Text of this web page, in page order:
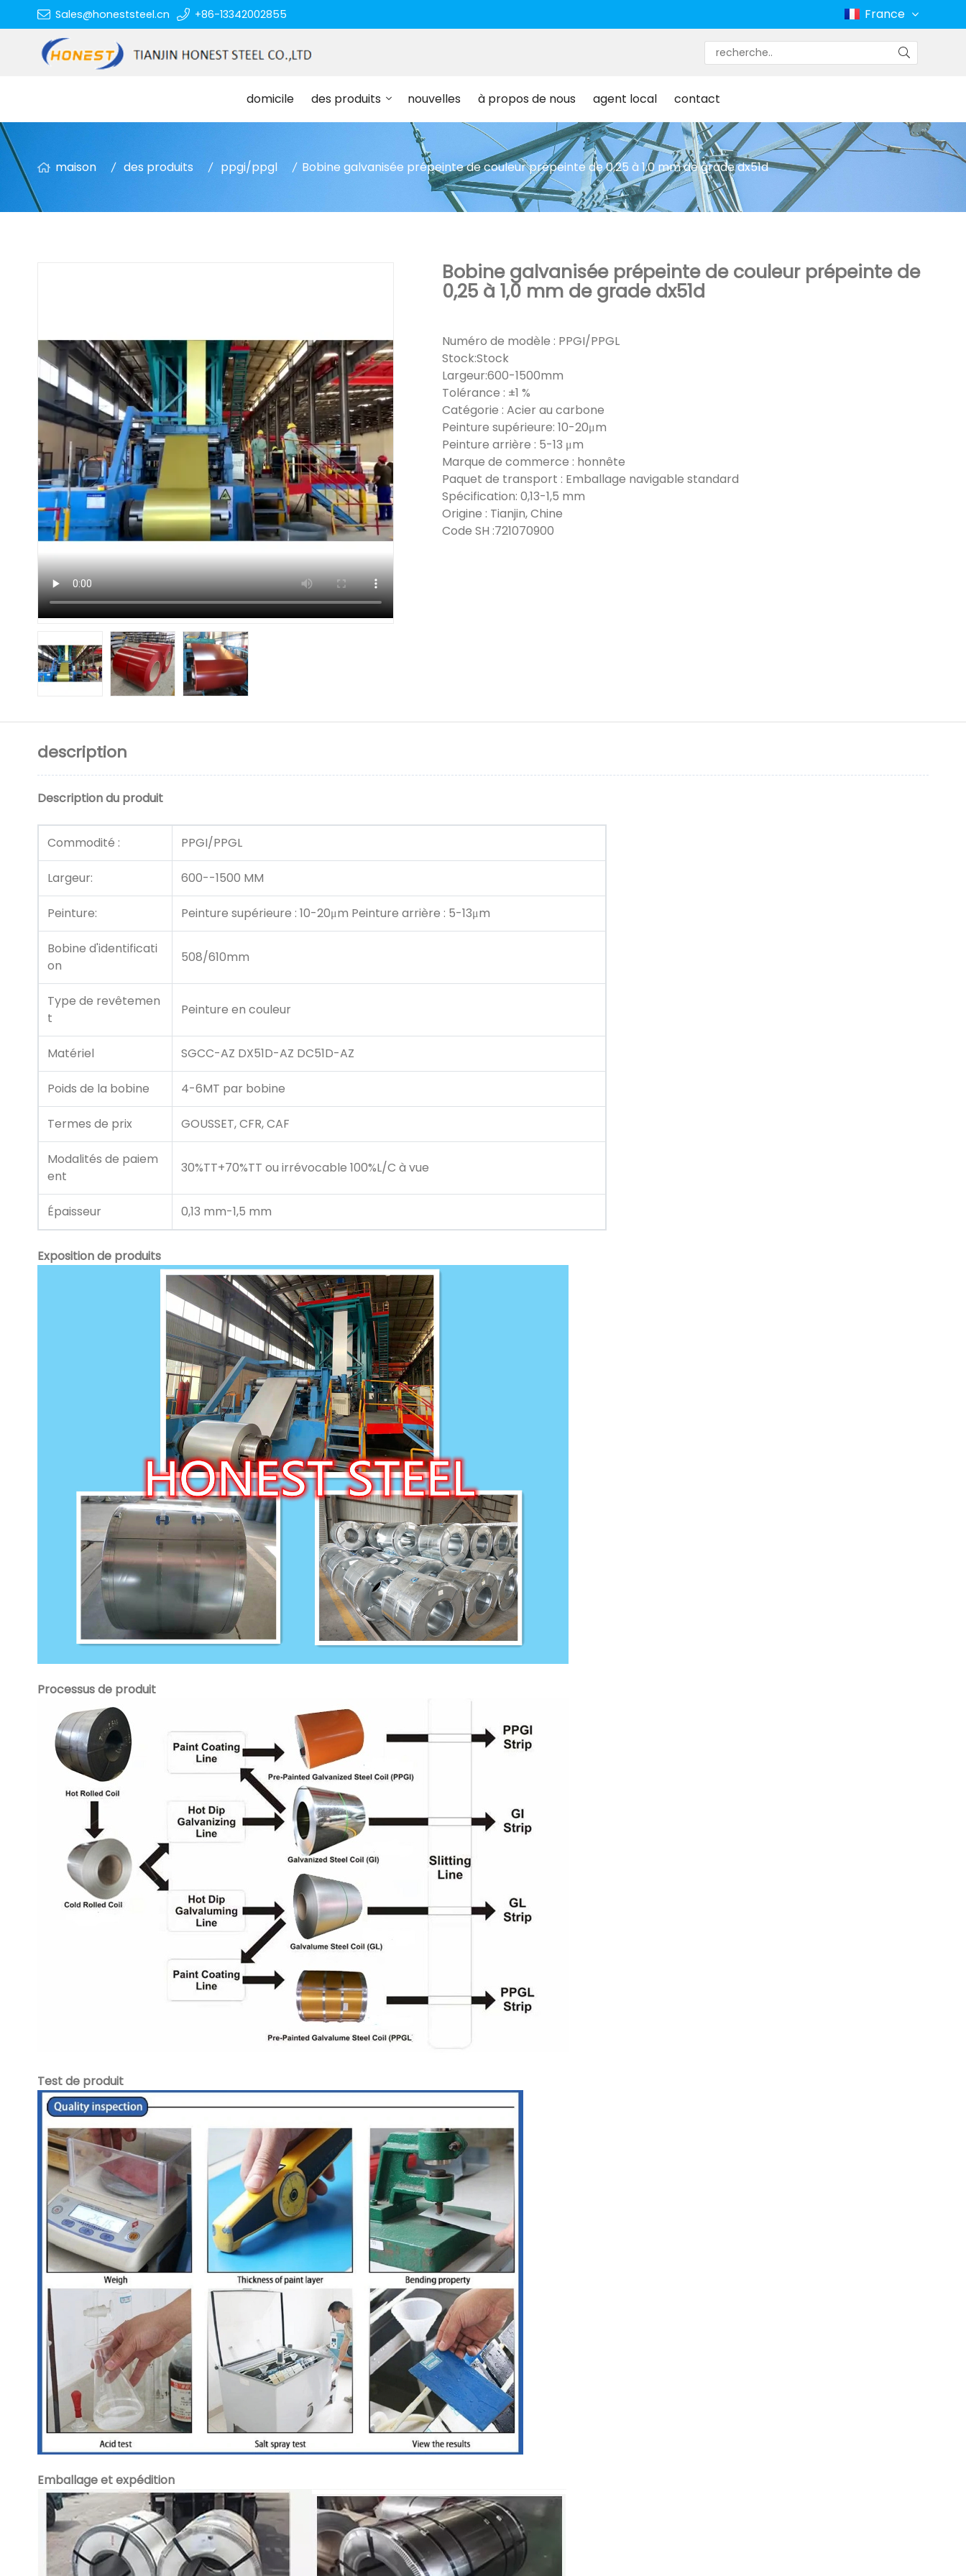
Sales@honeststeel.cn +86-13342002855 France
domicile des produits nouvelles à propos de nous agent local contact
maison des produits ppgi/ppgl Bobine galvanisée prépeinte de couleur prépeinte de 0,25 à 1,0 mm de grade dx51d
Bobine galvanisée prépeinte de couleur prépeinte de
0,25 à 1,0 mm de grade dx51d
Numéro de modèle : PPGI/PPGL
Stock:Stock
Largeur:600-1500mm
Tolérance : ±1 %
Catégorie : Acier au carbone
Peinture supérieure: 10-20μm
Peinture arrière : 5-13 μm
Marque de commerce : honnête
Paquet de transport : Emballage navigable standard
Spécification: 0,13-1,5 mm
Origine : Tianjin, Chine
Code SH :721070900
description
Description du produit
Commodité : PPGI/PPGL
Largeur: 600--1500 MM
Peinture: Peinture supérieure : 10-20μm Peinture arrière : 5-13μm
Bobine d'identificati
on
508/610mm
Type de revêtemen
t
Peinture en couleur
Matériel SGCC-AZ DX51D-AZ DC51D-AZ
Poids de la bobine 4-6MT par bobine
Termes de prix GOUSSET, CFR, CAF
Modalités de paiem
ent
30%TT+70%TT ou irrévocable 100%L/C à vue
Épaisseur 0,13 mm-1,5 mm
Exposition de produits
Processus de produit
Test de produit
Emballage et expédition